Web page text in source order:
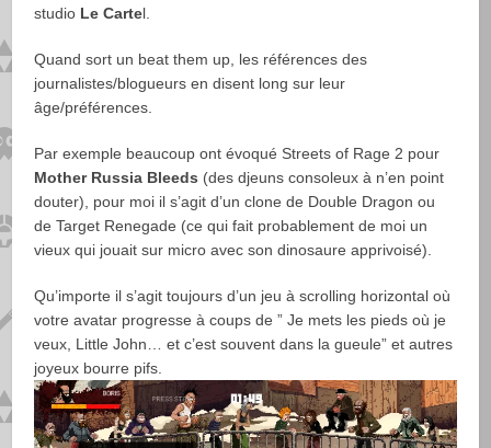
studio Le Cartel.
Quand sort un beat them up, les références des
journalistes/blogueurs en disent long sur leur
âge/préférences.
Par exemple beaucoup ont évoqué Streets of Rage 2 pour
Mother Russia Bleeds (des djeuns consoleux à n’en point
douter), pour moi il s’agit d’un clone de Double Dragon ou
de Target Renegade (ce qui fait probablement de moi un
vieux qui jouait sur micro avec son dinosaure apprivoisé).
Qu’importe il s’agit toujours d’un jeu à scrolling horizontal où
votre avatar progresse à coups de ” Je mets les pieds où je
veux, Little John… et c’est souvent dans la gueule” et autres
joyeux bourre pifs.